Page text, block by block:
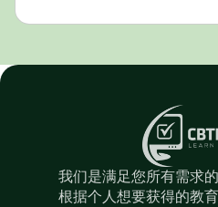
我们是满足您所有需求
根据个人想要获得的教